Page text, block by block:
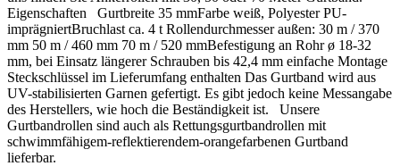
Eigenschaften Gurtbreite 35 mmFarbe weiß, Polyester PU-
imprägniertBruchlast ca. 4 t Rollendurchmesser außen: 30 m / 370
mm 50 m / 460 mm 70 m / 520 mmBefestigung an Rohr ø 18-32
mm, bei Einsatz längerer Schrauben bis 42,4 mm einfache Montage
Steckschlüssel im Lieferumfang enthalten Das Gurtband wird aus
UV-stabilisierten Garnen gefertigt. Es gibt jedoch keine Messangabe
des Herstellers, wie hoch die Beständigkeit ist. Unsere
Gurtbandrollen sind auch als Rettungsgurtbandrollen mit
schwimmfähigem-reflektierendem-orangefarbenen Gurtband
lieferbar.